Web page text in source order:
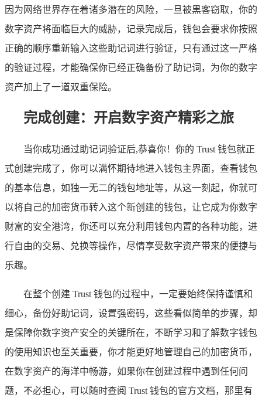
因为网络世界存在着诸多潜在的风险，一旦被黑客窃取，你的
数字资产将面临巨大的威胁，记录完成后，钱包会要求你按照
正确的顺序重新输入这些助记词进行验证，只有通过这一严格
的验证过程，才能确保你已经正确备份了助记词，为你的数字
资产加上了一道双重保险。
完成创建：开启数字资产精彩之旅
当你成功通过助记词验证后,恭喜你！你的 Trust 钱包就正
式创建完成了，你可以满怀期待地进入钱包主界面，查看钱包
的基本信息，如独一无二的钱包地址等，从这一刻起，你就可
以将自己的加密货币转入这个新创建的钱包，让它成为你数字
财富的安全港湾，你还可以充分利用钱包内置的各种功能，进
行自由的交易、兑换等操作，尽情享受数字资产带来的便捷与
乐趣。
在整个创建 Trust 钱包的过程中，一定要始终保持谨慎和
细心，备份好助记词，设置强密码，这些看似简单的步骤，却
是保障你数字资产安全的关键所在，不断学习和了解数字钱包
的使用知识也至关重要，你才能更好地管理自己的加密货币，
在数字资产的海洋中畅游，如果你在创建过程中遇到任何问
题，不必担心，可以随时查阅 Trust 钱包的官方文档，那里有